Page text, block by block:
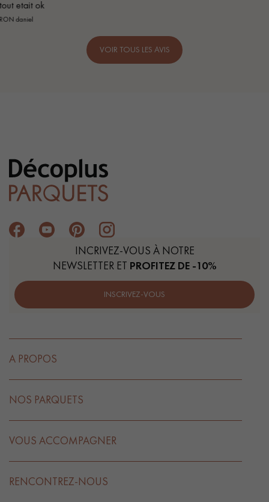
VOIR TOUS LES AVIS
INCRIVEZ-VOUS À NOTRE
NEWSLETTER ET PROFITEZ DE -10%
INSCRIVEZ-VOUS
A PROPOS
NOS PARQUETS
VOUS ACCOMPAGNER
RENCONTREZ-NOUS